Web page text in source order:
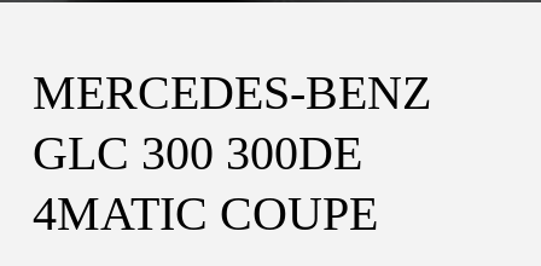
MERCEDES-BENZ
GLC 300 300DE
4MATIC COUPE